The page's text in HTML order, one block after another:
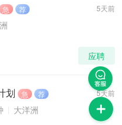
5天前
急 荐
应聘
5天前
划 急 荐
大洋洲